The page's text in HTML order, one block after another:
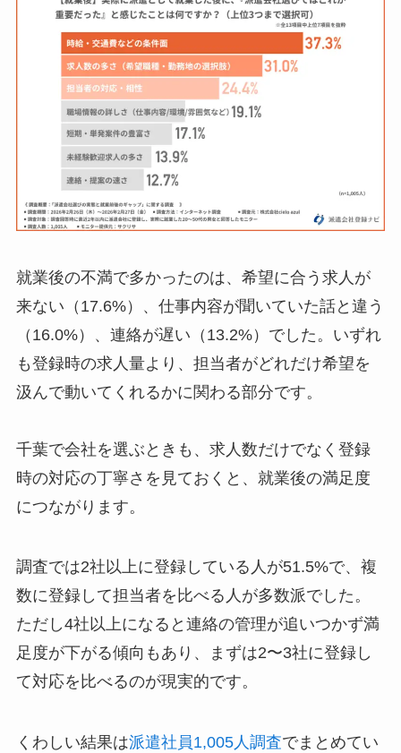
就業後の不満で多かったのは、希望に合う求人が
来ない（17.6%）、仕事内容が聞いていた話と違う
（16.0%）、連絡が遅い（13.2%）でした。いずれ
も登録時の求人量より、担当者がどれだけ希望を
汲んで動いてくれるかに関わる部分です。
千葉で会社を選ぶときも、求人数だけでなく登録
時の対応の丁寧さを見ておくと、就業後の満足度
につながります。
調査では2社以上に登録している人が51.5%で、複
数に登録して担当者を比べる人が多数派でした。
ただし4社以上になると連絡の管理が追いつかず満
足度が下がる傾向もあり、まずは2〜3社に登録し
て対応を比べるのが現実的です。
くわしい結果は派遣社員1,005人調査でまとめてい